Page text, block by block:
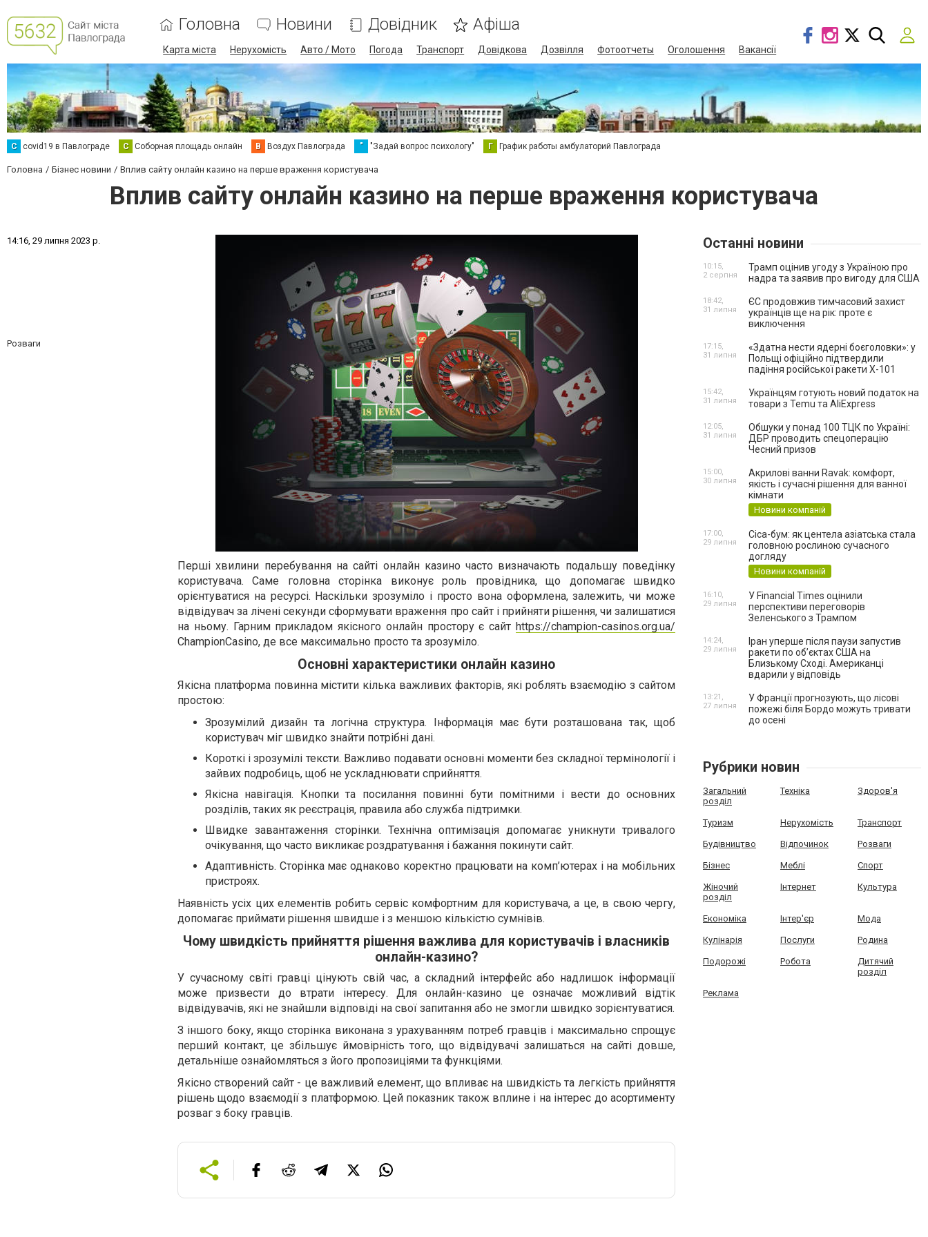
Головна Новини Довідник Афіша
Карта міста Нерухомість Авто / Мото Погода Транспорт Довідкова Дозвілля Фотоотчеты Оголошення Вакансії
C covid19 в Павлограде С Соборная площадь онлайн В Воздух Павлограда " "Задай вопрос психологу" Г График работы амбулаторий Павлограда
Головна Бізнес новини Вплив сайту онлайн казино на перше враження користувача
Вплив сайту онлайн казино на перше враження користувача
14:16, 29 липня 2023 р.
Розваги
Перші хвилини перебування на сайті онлайн казино часто визначають подальшу поведінку
користувача. Саме головна сторінка виконує роль провідника, що допомагає швидко
орієнтуватися на ресурсі. Наскільки зрозуміло і просто вона оформлена, залежить, чи може
відвідувач за лічені секунди сформувати враження про сайт і прийняти рішення, чи залишатися
на ньому. Гарним прикладом якісного онлайн простору є сайт https://champion-casinos.org.ua/
ChampionCasino, де все максимально просто та зрозуміло.
Основні характеристики онлайн казино
Якісна платформа повинна містити кілька важливих факторів, які роблять взаємодію з сайтом
простою:
Зрозумілий дизайн та логічна структура. Інформація має бути розташована так, щоб
користувач міг швидко знайти потрібні дані.
Короткі і зрозумілі тексти. Важливо подавати основні моменти без складної термінології і
зайвих подробиць, щоб не ускладнювати сприйняття.
Якісна навігація. Кнопки та посилання повинні бути помітними і вести до основних
розділів, таких як реєстрація, правила або служба підтримки.
Швидке завантаження сторінки. Технічна оптимізація допомагає уникнути тривалого
очікування, що часто викликає роздратування і бажання покинути сайт.
Адаптивність. Сторінка має однаково коректно працювати на комп’ютерах і на мобільних
пристроях.
Наявність усіх цих елементів робить сервіс комфортним для користувача, а це, в свою чергу,
допомагає приймати рішення швидше і з меншою кількістю сумнівів.
Чому швидкість прийняття рішення важлива для користувачів і власників
онлайн-казино?
У сучасному світі гравці цінують свій час, а складний інтерфейс або надлишок інформації
може призвести до втрати інтересу. Для онлайн-казино це означає можливий відтік
відвідувачів, які не знайшли відповіді на свої запитання або не змогли швидко зорієнтуватися.
З іншого боку, якщо сторінка виконана з урахуванням потреб гравців і максимально спрощує
перший контакт, це збільшує ймовірність того, що відвідувачі залишаться на сайті довше,
детальніше ознайомляться з його пропозиціями та функціями.
Якісно створений сайт - це важливий елемент, що впливає на швидкість та легкість прийняття
рішень щодо взаємодії з платформою. Цей показник також вплине і на інтерес до асортименту
розваг з боку гравців.
Останні новини
Трамп оцінив угоду з Україною про
надра та заявив про вигоду для США
10:15,
2 серпня
ЄС продовжив тимчасовий захист
українців ще на рік: проте є
виключення
18:42,
31 липня
«Здатна нести ядерні боєголовки»: у
Польщі офіційно підтвердили
падіння російської ракети Х-101
17:15,
31 липня
Українцям готують новий податок на
товари з Temu та AliExpress
15:42,
31 липня
Обшуки у понад 100 ТЦК по Україні:
ДБР проводить спецоперацію
Чесний призов
12:05,
31 липня
Акрилові ванни Ravak: комфорт,
якість і сучасні рішення для ванної
кімнати
Новини компаній
15:00,
30 липня
Cica-бум: як центела азіатська стала
головною рослиною сучасного
догляду
Новини компаній
17:00,
29 липня
У Financial Times оцінили
перспективи переговорів
Зеленського з Трампом
16:10,
29 липня
Іран уперше після паузи запустив
ракети по обʼєктах США на
Близькому Сході. Американці
вдарили у відповідь
14:24,
29 липня
У Франції прогнозують, що лісові
пожежі біля Бордо можуть тривати
до осені
13:21,
27 липня
Рубрики новин
Загальний
розділ
Техніка Здоров'я
Туризм Нерухомість Транспорт
Будівництво Відпочинок Розваги
Бізнес Меблі Спорт
Жіночий
розділ
Інтернет Культура
Економіка Інтер'єр Мода
Кулінарія Послуги Родина
Подорожі Робота
Дитячий
розділ
Реклама